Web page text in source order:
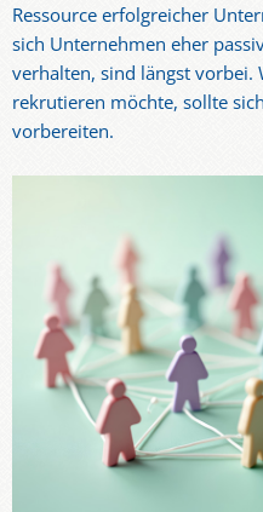
Ressource erfolgreicher
sich Unternehmen eher
verhalten, sind längst vorbei.
rekrutieren möchte, sollte
vorbereiten.